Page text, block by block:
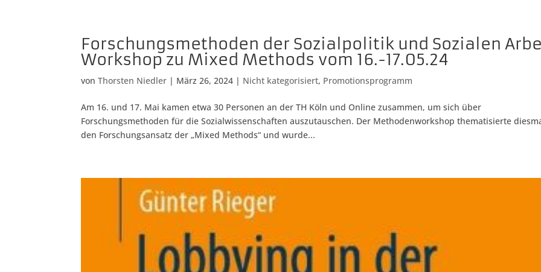
Forschungsmethoden der Sozialpolitik und Sozialen
Workshop zu Mixed Methods vom 16.-17.05.24
vonThorsten Niedler | März 26, 2024 | Nicht kategorisiert, Promotionsprogramm
Am 16. und 17. Mai kamen etwa 30 Personen an der TH Köln und Online zusammen, um sich über
Forschungsmethoden für die Sozialwissenschaften auszutauschen. Der Methodenworkshop thematisierte
den Forschungsansatz der „Mixed Methods“ und wurde...